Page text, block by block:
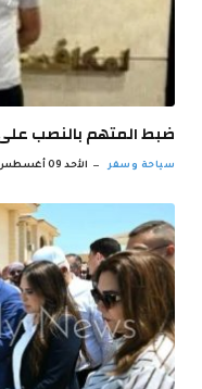
ضبط المتهم بالنصب على
سياحة وسفر الأحد 09 أغسطس 3:52 م